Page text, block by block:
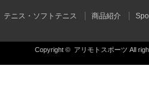
テニス・ソフトテニス 商品紹介
Copyright © アリモトスポーツ All